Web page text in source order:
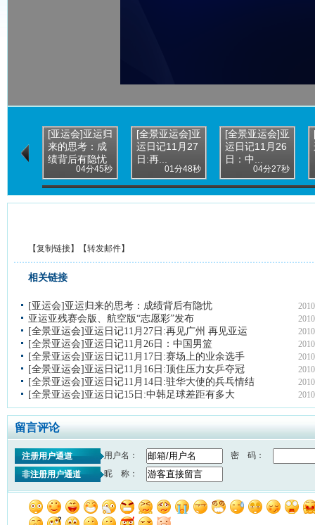
[亚运会]亚运归
来的思考：成
绩背后有隐忧
04分45秒
[全景亚运会]亚
运日记11月27
日:再...
01分48秒
[全景亚运会]亚
运日记11月26
日：中...
04分27秒
【复制链接】【转发邮件】
相关链接
[亚运会]亚运归来的思考：成绩背后有隐忧
亚运亚残赛会版、航空版“志愿彩”发布
[全景亚运会]亚运日记11月27日:再见广州 再见亚运
[全景亚运会]亚运日记11月26日：中国男篮
[全景亚运会]亚运日记11月17日:赛场上的业余选手
[全景亚运会]亚运日记11月16日:顶住压力女乒夺冠
[全景亚运会]亚运日记11月14日:驻华大使的兵乓情结
[全景亚运会]亚运日记15日:中韩足球差距有多大
留言评论
注册用户通道 用户名：
密 码：
非注册用户通道
昵 称：